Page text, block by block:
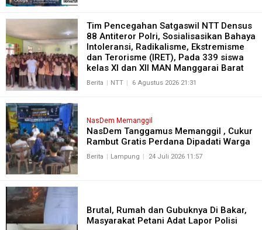
Tim Pencegahan Satgaswil NTT Densus
88 Antiteror Polri, Sosialisasikan Bahaya
Intoleransi, Radikalisme, Ekstremisme
dan Terorisme (IRET), Pada 339 siswa
kelas XI dan XII MAN Manggarai Barat
Berita NTT 6 Agustus 2026 21:31
NasDem Memanggil
NasDem Tanggamus Memanggil , Cukur
Rambut Gratis Perdana Dipadati Warga
Berita Lampung 24 Juli 2026 11:57
Brutal, Rumah dan Gubuknya Di Bakar,
Masyarakat Petani Adat Lapor Polisi